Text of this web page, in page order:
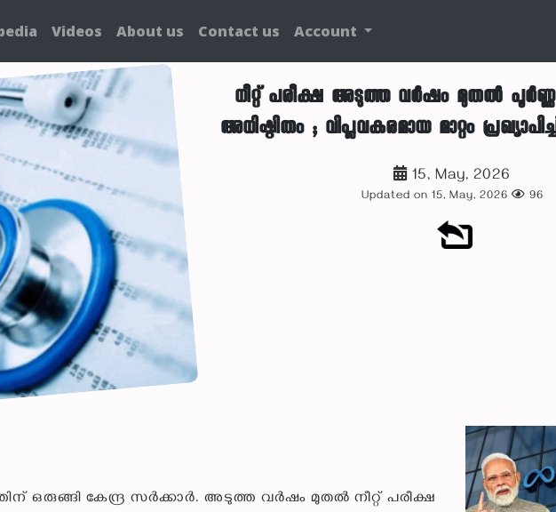
Videos About us Contact us Account
നീറ്റ് പരീക്ഷ അടുത്ത വർഷം മുതൽ
അധിഷ്ഠിതം ; വിപ്ലവകരമായ മാറ്റം
15, May, 2026
Updated on 15, May, 2026 96
ഒരുങ്ങി കേന്ദ്ര സർക്കാർ. അടുത്ത വർഷം മുതൽ നീറ്റ് പരീക്ഷ